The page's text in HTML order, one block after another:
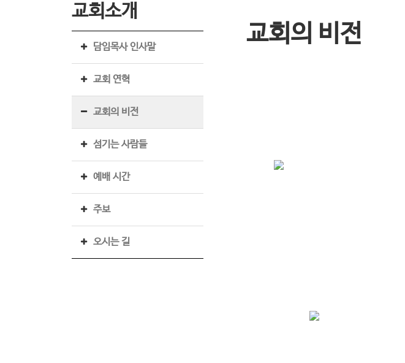
교회소개
담임목사 인사말
교회 연혁
교회의 비전
섬기는 사람들
예배 시간
주보
오시는 길
교회의 비전